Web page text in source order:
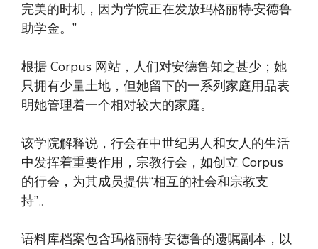
完美的时机，因为学院正在发放玛格丽特·安德鲁
助学金。”
根据 Corpus 网站，人们对安德鲁知之甚少；她
只拥有少量土地，但她留下的一系列家庭用品表
明她管理着一个相对较大的家庭。
该学院解释说，行会在中世纪男人和女人的生活
中发挥着重要作用，宗教行会，如创立 Corpus
的行会，为其成员提供“相互的社会和宗教支
持”。
语料库档案包含玛格丽特·安德鲁的遗嘱副本，以